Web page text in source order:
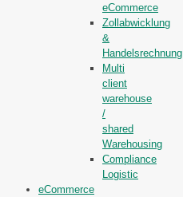
eCommerce
Zollabwicklung
&
Handelsrechnung
Multi
client
warehouse
/
shared
Warehousing
Compliance
Logistic
eCommerce